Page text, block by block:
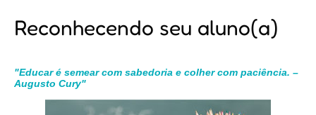
Reconhecendo seu aluno(a)
"Educar é semear com sabedoria e colher com paciência. –
Augusto Cury"